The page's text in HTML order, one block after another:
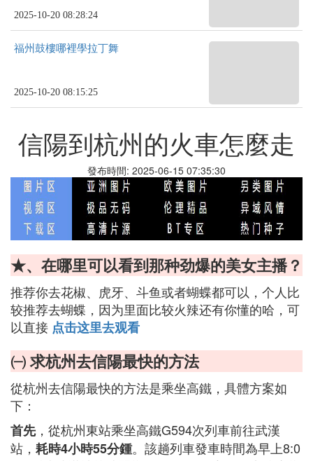
2025-10-20 08:28:24
福州鼓樓哪裡學拉丁舞
2025-10-20 08:15:25
信陽到杭州的火車怎麼走
發布時間: 2025-06-15 07:35:30
★、在哪里可以看到那种劲爆的美女主播？
推荐你去花椒、虎牙、斗鱼或者蝴蝶都可以，个人比
较推荐去蝴蝶，因为里面比较火辣还有你懂的哈，可
以直接 点击这里去观看
㈠ 求杭州去信陽最快的方法
從杭州去信陽最快的方法是乘坐高鐵，具體方案如
下：
首先，從杭州東站乘坐高鐵G594次列車前往武漢
站， 耗時4小時55分鍾。該趟列車發車時間為早上8:0